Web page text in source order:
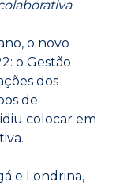
o novo
o Gestão
dos
de
colocar em
e Londrina,